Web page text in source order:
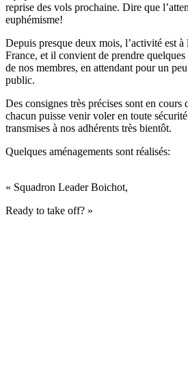
reprise des vols prochaine. Dire que
euphémisme!
Depuis presque deux mois, l’activité est à
France, et il convient de prendre
de nos membres, en attendant pour un
public.
Des consignes très précises sont en cours
chacun puisse venir voler en toute
transmises à nos adhérents très bientôt.
Quelques aménagements sont réalisés:
« Squadron Leader Boichot,
Ready to take off? »